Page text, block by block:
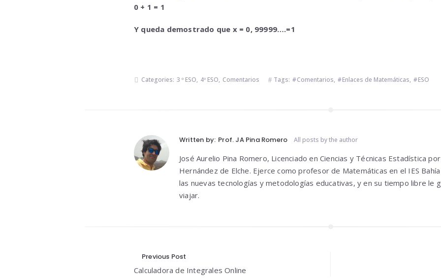
0 + 1 = 1
Y queda demostrado que x = 0, 99999….=1
Categories: 3 º ESO, 4º ESO, Comentarios Tags: Comentarios, Enlaces de Matemáticas, ESO
Written by: Prof. JA Pina Romero All posts by the author
José Aurelio Pina Romero, Licenciado en Ciencias y Técnicas Estadística
Hernández de Elche. Ejerce como profesor de Matemáticas en el IES
las nuevas tecnologías y metodologías educativas, y en su tiempo libre le
viajar.
Navegación
Previous Post
Calculadora de Integrales Online